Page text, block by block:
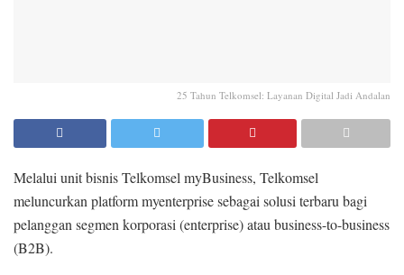
25 Tahun Telkomsel: Layanan Digital Jadi Andalan
Melalui unit bisnis Telkomsel myBusiness, Telkomsel
meluncurkan platform myenterprise sebagai solusi terbaru bagi
pelanggan segmen korporasi (enterprise) atau business-to-business
(B2B).